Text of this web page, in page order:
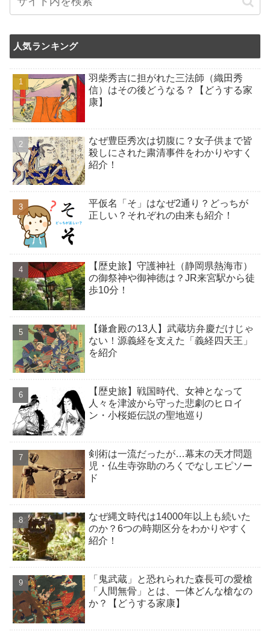
人気ランキング
羽柴秀吉に担がれた三法師（織田秀
信）はその後どうなる？【どうする家
康】
なぜ豊臣秀次は切腹に？女子供まで皆
殺しにされた粛清事件をわかりやすく
紹介！
平仮名「そ」はなぜ2通り？どっちが
正しい？それぞれの由来も紹介！
【歴史旅】守護神社（静岡県熱海市）
の御祭神や御神徳は？JR来宮駅から徒
歩10分！
【鎌倉殿の13人】武蔵坊弁慶だけじゃ
ない！源義経を支えた「義経四天王」
を紹介
【歴史旅】戦国時代、女神となって
人々を津波から守った悲劇のヒロイ
ン・小桜姫伝説の聖地巡り
剣術は一流だったが…幕末の天才問題
児・仏生寺弥助のろくでなしエピソー
ド
なぜ縄文時代は14000年以上も続いた
のか？6つの時期区分をわかりやすく
紹介！
「鬼武蔵」と恐れられた森長可の愛槍
「人間無骨」とは、一体どんな槍なの
か？【どうする家康】